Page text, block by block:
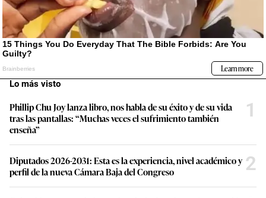
Lo más visto
Phillip Chu Joy lanza libro, nos habla de su éxito y de su vida
tras las pantallas: “Muchas veces el sufrimiento también
enseña”
1
Diputados 2026-2031: Esta es la experiencia, nivel académico y
perfil de la nueva Cámara Baja del Congreso
2